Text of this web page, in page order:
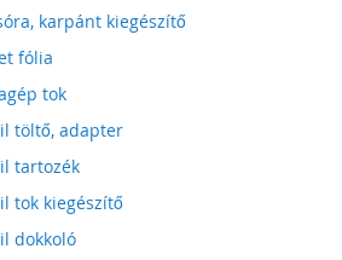
karpánt kiegészítő
fólia
tok
töltő, adapter
tartozék
tok kiegészítő
dokkoló